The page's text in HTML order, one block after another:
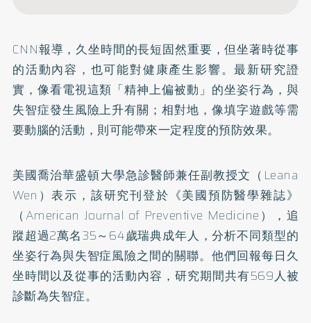
CNN報導，久坐時間的長短固然重要，但坐著時從事
的活動內容，也可能對健康產生影響。最新研究證
實，像看電視這類「精神上偏被動」的坐姿行為，與
失智症發生風險上升有關；相對地，像填字遊戲等需
要動腦的活動，則可能帶來一定程度的預防效果。
美國喬治華盛頓大學急診醫師兼任副教授文（Leana
Wen）表示，該研究刊登於《美國預防醫學雜誌》
（American Journal of Preventive Medicine），追
蹤超過2萬名35～64歲瑞典成年人，分析不同類型的
坐姿行為與失智症風險之間的關聯。他們回報每日久
坐時間以及從事的活動內容，研究期間共有569人被
診斷為失智症。